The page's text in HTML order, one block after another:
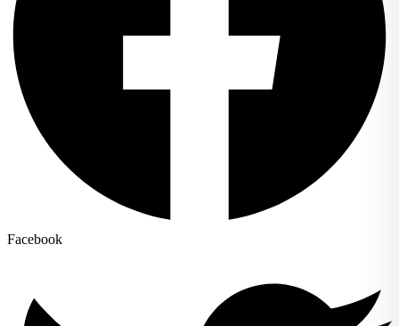
Facebook